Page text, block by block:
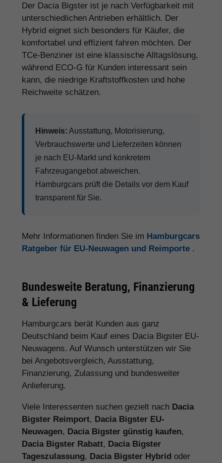
Der Dacia Bigster ist je nach Verfügbarkeit mit
unterschiedlichen Antrieben erhältlich. Der
Hybrid eignet sich besonders für Käufer, die
komfortabel und effizient fahren möchten. Der
TCe-Benziner ist eine klassische Alltagslösung,
während ECO-G für Kunden interessant sein
kann, die niedrige Kraftstoffkosten und hohe
Reichweite schätzen.
Hinweis: Ausstattung, Motorisierung,
Verbrauchswerte und Lieferzeiten können
je nach EU-Markt und konkretem
Fahrzeugangebot abweichen.
Hamburgcars prüft die Details vor dem Kauf
transparent für Sie.
Mehr Informationen finden Sie im Hamburgcars
Ratgeber für EU-Neuwagen und Reimporte .
Bundesweite Beratung, Finanzierung
& Lieferung
Hamburgcars berät Kunden aus ganz
Deutschland beim Kauf eines Dacia Bigster EU-
Neuwagens. Auf Wunsch unterstützen wir Sie
bei Angebotsvergleich, Ausstattung,
Finanzierung, Zulassung und bundesweiter
Anlieferung.
Viele Interessenten suchen gezielt nach Dacia
Bigster Reimport, Dacia Bigster EU-
Neuwagen, Dacia Bigster günstig kaufen,
Dacia Bigster Rabatt, Dacia Bigster
Tageszulassung, Dacia Bigster Hybrid oder